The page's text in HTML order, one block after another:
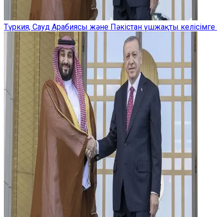
Түркия, Сауд Арабиясы және Пәкістан үшжақты